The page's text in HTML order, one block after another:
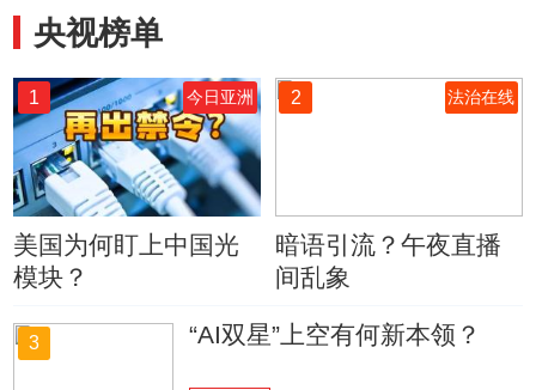
央视榜单
1 今日亚洲
美国为何盯上中国光
模块？
2 法治在线
暗语引流？午夜直播
间乱象
3 “AI双星”上空有何新本领？